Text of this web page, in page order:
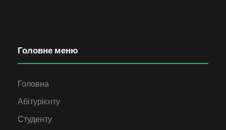
Головне меню
Головна
Абітурієнту
Студенту